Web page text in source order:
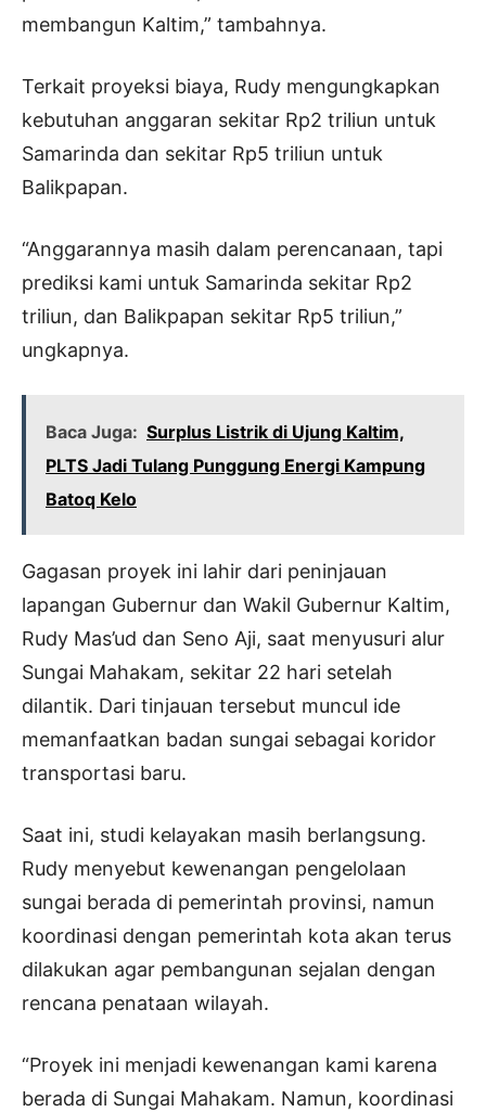
membangun Kaltim,” tambahnya.
Terkait proyeksi biaya, Rudy mengungkapkan
kebutuhan anggaran sekitar Rp2 triliun untuk
Samarinda dan sekitar Rp5 triliun untuk
Balikpapan.
“Anggarannya masih dalam perencanaan, tapi
prediksi kami untuk Samarinda sekitar Rp2
triliun, dan Balikpapan sekitar Rp5 triliun,”
ungkapnya.
Baca Juga: Surplus Listrik di Ujung Kaltim,
PLTS Jadi Tulang Punggung Energi Kampung
Batoq Kelo
Gagasan proyek ini lahir dari peninjauan
lapangan Gubernur dan Wakil Gubernur Kaltim,
Rudy Mas’ud dan Seno Aji, saat menyusuri alur
Sungai Mahakam, sekitar 22 hari setelah
dilantik. Dari tinjauan tersebut muncul ide
memanfaatkan badan sungai sebagai koridor
transportasi baru.
Saat ini, studi kelayakan masih berlangsung.
Rudy menyebut kewenangan pengelolaan
sungai berada di pemerintah provinsi, namun
koordinasi dengan pemerintah kota akan terus
dilakukan agar pembangunan sejalan dengan
rencana penataan wilayah.
“Proyek ini menjadi kewenangan kami karena
berada di Sungai Mahakam. Namun, koordinasi